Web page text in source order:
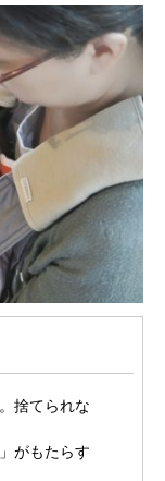
捨てられな
がもたらす